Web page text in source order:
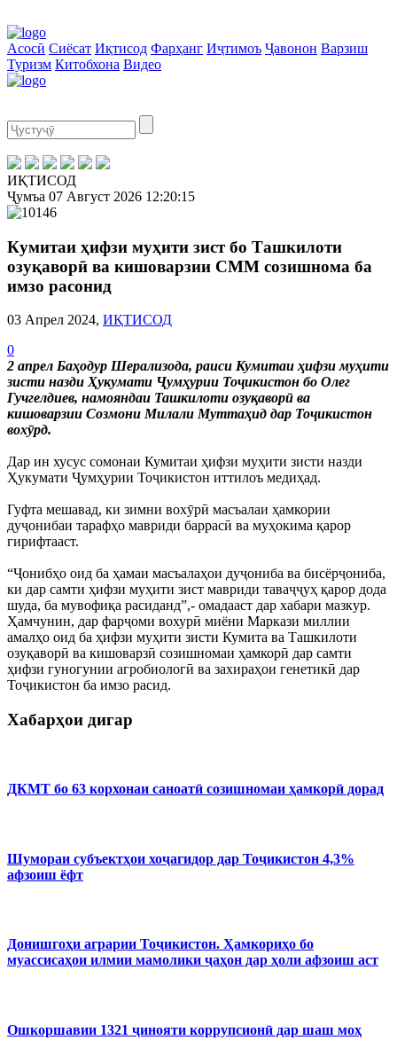
Асосӣ Сиёсат Иқтисод Фарҳанг Иҷтимоъ Ҷавонон Варзиш
Туризм Китобхона Видео
ИҚТИСОД
Ҷумъа 07 Август 2026 12:20:15
Кумитаи ҳифзи муҳити зист бо Ташкилоти
озуқаворӣ ва кишоварзии СММ созишнома ба
имзо расонид
03 Апрел 2024, ИҚТИСОД
0
2 апрел Баҳодур Шерализода, раиси Кумитаи ҳифзи муҳити
зисти назди Ҳукумати Ҷумҳурии Тоҷикистон бо Олег
Гучгелдиев, намояндаи Ташкилоти озуқаворӣ ва
кишоварзии Созмони Милали Муттаҳид дар Тоҷикистон
вохӯрд.
Дар ин хусус сомонаи Кумитаи ҳифзи муҳити зисти назди
Ҳукумати Ҷумҳурии Тоҷикистон иттилоъ медиҳад.
Гуфта мешавад, ки зимни вохӯрӣ масъалаи ҳамкории
дуҷонибаи тарафҳо мавриди баррасӣ ва муҳокима қарор
гирифтааст.
“Ҷонибҳо оид ба ҳамаи масъалаҳои дуҷониба ва бисёрҷониба,
ки дар самти ҳифзи муҳити зист мавриди таваҷҷуҳ қарор дода
шуда, ба мувофиқа расиданд”,- омадааст дар хабари мазкур.
Ҳамчунин, дар фарҷоми вохурӣ миёни Маркази миллии
амалҳо оид ба ҳифзи муҳити зисти Кумита ва Ташкилоти
озуқаворӣ ва кишоварзӣ созишномаи ҳамкорӣ дар самти
ҳифзи гуногунии агробиологӣ ва захираҳои генетикӣ дар
Тоҷикистон ба имзо расид.
Хабарҳои дигар
ДКМТ бо 63 корхонаи саноатӣ созишномаи ҳамкорӣ дорад
Шумораи субъектҳои хоҷагидор дар Тоҷикистон 4,3%
афзоиш ёфт
Донишгоҳи аграрии Тоҷикистон. Ҳамкориҳо бо
муассисаҳои илмии мамолики ҷаҳон дар ҳоли афзоиш аст
Ошкоршавии 1321 ҷинояти коррупсионӣ дар шаш моҳ